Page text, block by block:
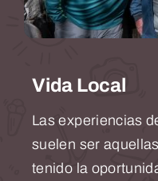
Vida Local
Las experiencias
suelen ser
tenido la